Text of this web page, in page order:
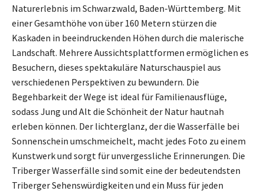
Naturerlebnis im Schwarzwald, Baden-Württemberg. Mit
einer Gesamthöhe von über 160 Metern stürzen die
Kaskaden in beeindruckenden Höhen durch die malerische
Landschaft. Mehrere Aussichtsplattformen ermöglichen es
Besuchern, dieses spektakuläre Naturschauspiel aus
verschiedenen Perspektiven zu bewundern. Die
Begehbarkeit der Wege ist ideal für Familienausflüge,
sodass Jung und Alt die Schönheit der Natur hautnah
erleben können. Der lichterglanz, der die Wasserfälle bei
Sonnenschein umschmeichelt, macht jedes Foto zu einem
Kunstwerk und sorgt für unvergessliche Erinnerungen. Die
Triberger Wasserfälle sind somit eine der bedeutendsten
Triberger Sehenswürdigkeiten und ein Muss für jeden